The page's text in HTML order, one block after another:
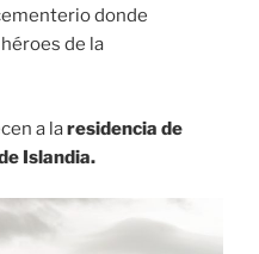
donde
de la
a laresidencia de
Islandia.